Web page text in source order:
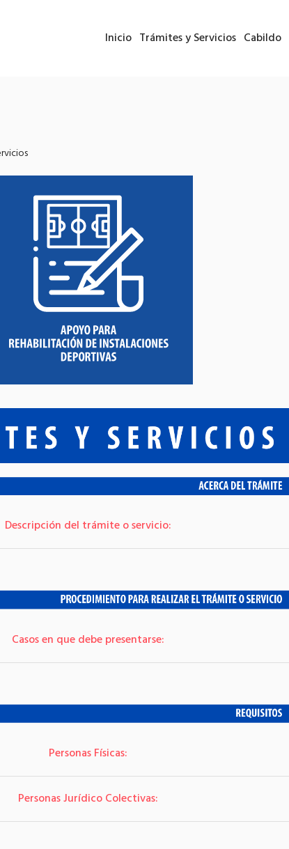
Inicio Trámites y Servicios Cabildo
Descripción del trámite o servicio:
Casos en que debe presentarse:
Personas Físicas:
Personas Jurídico Colectivas: